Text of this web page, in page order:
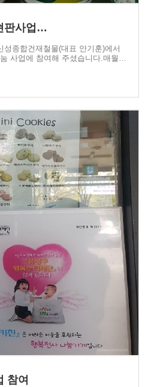
판사업…
종합건재철물(대표 안기훈)에서
사업에 참여해 주셨습니다.매월…
참여